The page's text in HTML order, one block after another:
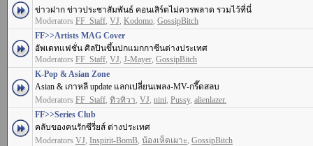
ข่าวฝาก ข่าวประชาสัมพันธ์ คอนเสิร์ตไม่ควรพลาด รวมไว้ที่นี่
Moderators FF_Staff, VJ, Kodomo, GossipBitch
FF>>Artists MAG Cover
อัพเดทแฟชั่น ศิลปินขึ้นปกแมกกาซีนต่างประเทศ
Moderators FF_Staff, VJ, J-Mayer, GossipBitch
K-Pop & Asian Zone
Asian & เกาหลี update แลกเปลี่ยนเพลง-MV-กรี๊ดสลบ
Moderators FF_Staff, ทิวทิวา, VJ, nini, Pussy, alienlazer.
FF>>Series Club
คลับของคนรักซีรี่ยส์ ต่างประเทศ
Moderators VJ, Inspirit-BomB, น้องเห็ดเผาะ, GossipBitch